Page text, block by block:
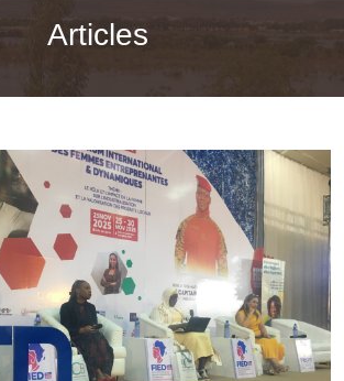
Articles